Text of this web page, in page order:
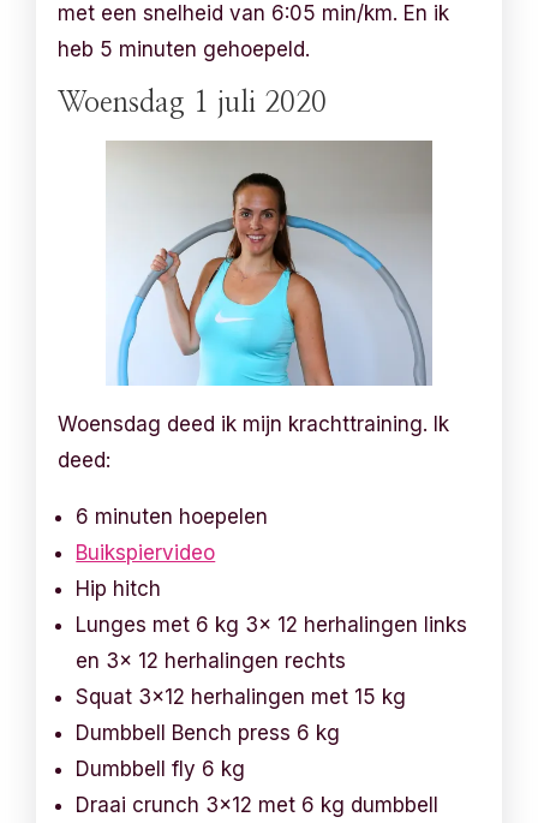
met een snelheid van 6:05 min/km. En ik
heb 5 minuten gehoepeld.
Woensdag 1 juli 2020
Woensdag deed ik mijn krachttraining. Ik
deed:
6 minuten hoepelen
Buikspiervideo
Hip hitch
Lunges met 6 kg 3x 12 herhalingen links
en 3x 12 herhalingen rechts
Squat 3×12 herhalingen met 15 kg
Dumbbell Bench press 6 kg
Dumbbell fly 6 kg
Draai crunch 3×12 met 6 kg dumbbell